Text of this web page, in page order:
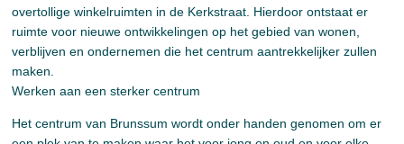
overtollige winkelruimten in de Kerkstraat. Hierdoor ontstaat er
ruimte voor nieuwe ontwikkelingen op het gebied van wonen,
verblijven en ondernemen die het centrum aantrekkelijker zullen
maken.
Werken aan een sterker centrum
Het centrum van Brunssum wordt onder handen genomen om er